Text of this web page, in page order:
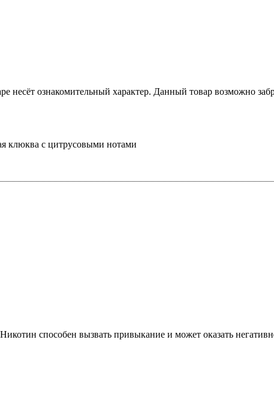
несёт ознакомительный характер. Данный товар возможно
клюква с цитрусовыми нотами
способен вызвать привыкание и может оказать